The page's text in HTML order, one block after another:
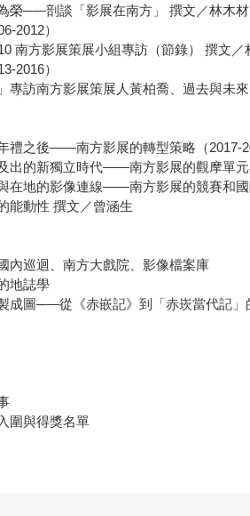
榮─—剖談「影展在南方」 撰文／林木材
2012）
南方影展策展小組專訪（節錄） 撰文／
2016）
專訪南方影展策展人黃柏喬、過去與未
禮之後——南方影展的轉型策略（2017-
出的新獨立時代——南方影展的觀摩單
在地的影像連線——南方影展的競賽和
能動性 撰文／曾涵生
內巡迴、南方大戲院、影像檔案庫
地誌學
成圖─—從《赤嵌記》到「赤崁當代記」
圍與得獎名單